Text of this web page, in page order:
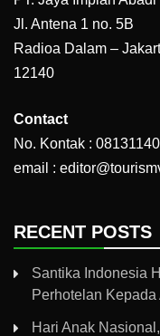
Jl. Antena 1 no. 5B
Radioa Dalam –
12140
Contact
No. Kontak :
email :
RECENT POSTS
Santika Indonesia
Perhotelan
Hari Anak